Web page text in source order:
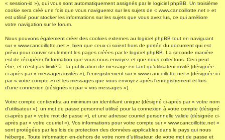
« session-id »), qui vous sont automatiquement assignés par le logiciel phpBB. Un troisième
cookie sera créé une fois que vous naviguerez sur les sujets de « www.cancoillotte.net » et
est utilisé pour stocker les informations sur les sujets que vous avez lus, ce qui améliore
votre navigation sur le forum.
Nous pouvons également créer des cookies externes au logiciel phpBB tout en naviguant
sur « www.cancoillotte.net », bien que ceux-ci soient hors de portée du document qui est
prévu pour couvrir seulement les pages créées par le logiciel phpBB. La seconde manière
est de récupérer l’information que vous nous envoyez et que nous collectons. Ceci peut
être, et n’est pas limité à : la publication de message en tant qu’utilisateur invité (désignée
ci-après par « messages invités »), l’enregistrement sur « www.cancoillotte.net » (désignée ici
par « votre compte ») et les messages que vous envoyez après l’enregistrement et lors
d’une connexion (désignés ici par « vos messages »).
Votre compte contiendra au minimum un identifiant unique (désigné ci-après par « votre nom
d’utilisateur »), un mot de passe personnel utilisé pour la connexion à votre compte (désigné
ci-après par « votre mot de passe »), et une adresse courriel personnelle valide (désignée ci-
après par « votre courriel »). Vos informations pour votre compte sur « www.cancoillotte.net »
sont protégées par les lois de protection des données applicables dans le pays qui nous
héberge. Toute information en-dehors de votre nom d’utilisateur, de votre mot de passe et